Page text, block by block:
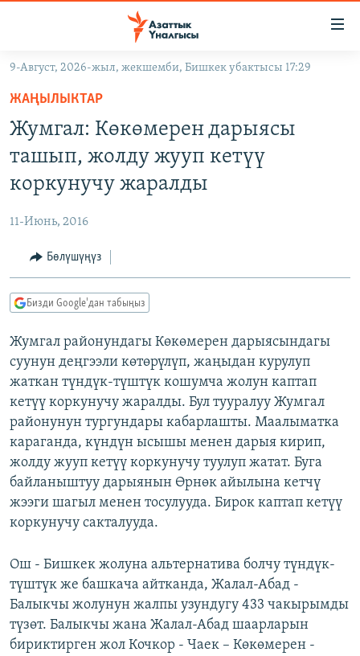
Навигацияга
өтүңүз
Издөөгө
салыңызКЫРГЫЗСТАН
МАДАНИЯТ
ДҮЙНӨ
ТВ ПРОГРАММАЛАР
БҮГҮН АЗАТТЫКТА
ДАНИСТЕ
АЗАТТЫК+
ЫҢГАЙСЫЗ СУРООЛОР
ПОДКАСТ
ОНЛАЙН ШЕРИНЕ
ЭЕ/АРнун бардык сайттары
9-Август, 2026-жыл, жекшемби, Бишкек убактысы 17:29
ЖАҢЫЛЫКТАР
Жумгал: Көкөмерен дарыясы
ташып, жолду жууп кетүү
коркунучу жаралды
11-Июнь, 2016
Бөлүшүңүз
Бизди Google'дан табыңыз
Жумгал районундагы Көкөмерен дарыясындагы
суунун деңгээли көтөрүлүп, жаңыдан курулуп
жаткан түндүк-түштүк кошумча жолун каптап
кетүү коркунучу жаралды. Бул тууралуу Жумгал
районунун тургундары кабарлашты. Маалыматка
караганда, күндүн ысышы менен дарыя кирип,
жолду жууп кетүү коркунучу туулуп жатат. Буга
байланыштуу дарыянын Өрнөк айылына кетчү
жээги шагыл менен тосулууда. Бирок каптап кетүү
коркунучу сакталууда.
Ош - Бишкек жолуна альтернатива болчу түндүк-
түштүк же башкача айтканда, Жалал-Абад -
Балыкчы жолунун жалпы узундугу 433 чакырымды
түзөт. Балыкчы жана Жалал-Абад шаарларын
бириктирген жол Кочкор - Чаек – Көкөмерен -